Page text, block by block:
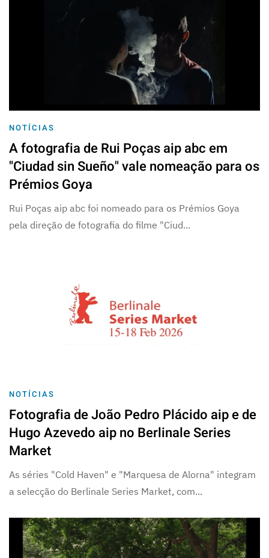
NOTÍCIAS
A fotografia de Rui Poças aip abc em
"Ciudad sin Sueño" vale nomeação para os
Prémios Goya
Rui Poças aip abc foi nomeado para os Prémios Goya
pela direção de fotografia do filme "Ciud...
NOTÍCIAS
Fotografia de João Pedro Plácido aip e de
Hugo Azevedo aip no Berlinale Series
Market
As séries "Cold Haven" e "Marquesa de Alorna" integram
a selecção do Berlinale Series Market, com...